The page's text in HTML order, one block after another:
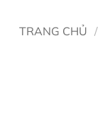
TRANG CHỦ /